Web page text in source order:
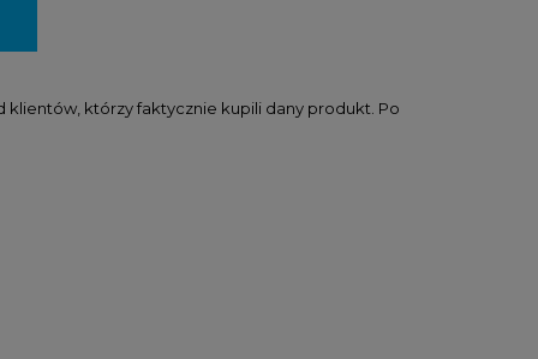
którzy faktycznie kupili dany produkt. Po